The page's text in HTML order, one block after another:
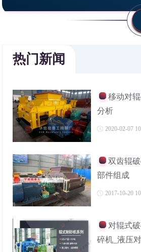
热门新闻
移动对
分析
2020-02-07
双齿辊
部件组成
2017-10-20
对辊式
碎机_液压